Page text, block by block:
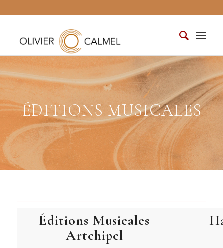
ÉDITIONS MUSICALES
Éditions Musicales
Artchipel